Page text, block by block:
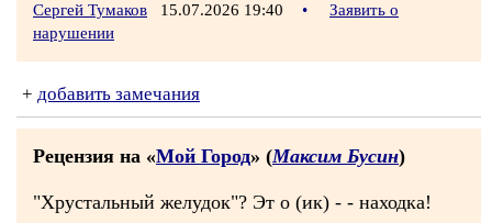
Сергей Тумаков 15.07.2026 19:40 •
Заявить о
нарушении
+ добавить замечания
Рецензия на «Мой Город» (Максим Бусин)
"Хрустальный желудок"? Эт о (ик) - - находка!